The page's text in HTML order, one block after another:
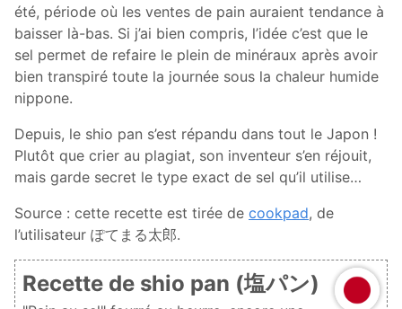
été, période où les ventes de pain auraient tendance à
baisser là-bas. Si j’ai bien compris, l’idée c’est que le
sel permet de refaire le plein de minéraux après avoir
bien transpiré toute la journée sous la chaleur humide
nippone.
Depuis, le shio pan s’est répandu dans tout le Japon !
Plutôt que crier au plagiat, son inventeur s’en réjouit,
mais garde secret le type exact de sel qu’il utilise…
Source : cette recette est tirée de cookpad, de
l’utilisateur ぽてまる太郎.
Recette de shio pan (塩パン)